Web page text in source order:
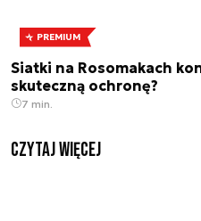
PREMIUM
Siatki na Rosomakach
skuteczną ochronę?
7 min.
czytaj więcej